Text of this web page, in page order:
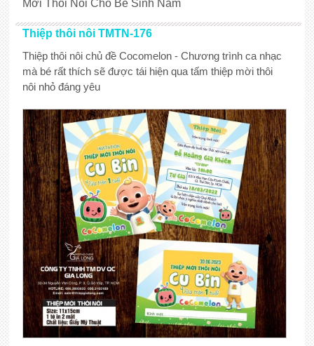
Thiệp thôi nôi TMTN-176
Thiệp thôi nôi chủ đề Cocomelon - Chương trình ca nhạc
mà bé rất thích sẽ được tái hiện qua tấm thiệp mời thôi
nôi nhỏ đáng yêu
Mời Thôi Nôi Cho Bé Sinh Năm